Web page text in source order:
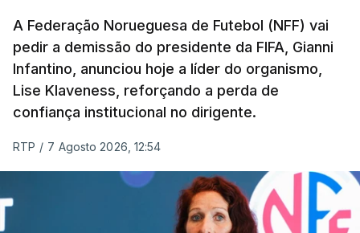
A Federação Norueguesa de Futebol (NFF) vai
pedir a demissão do presidente da FIFA, Gianni
Infantino, anunciou hoje a líder do organismo,
Lise Klaveness, reforçando a perda de
confiança institucional no dirigente.
RTP / 7 Agosto 2026, 12:54